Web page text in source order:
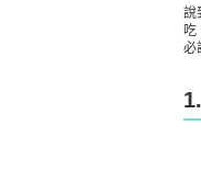
說
吃
必